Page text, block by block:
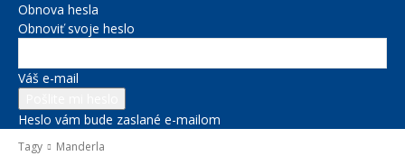
Obnova hesla
Obnoviť svoje heslo
Váš e-mail
Heslo vám bude zaslané e-mailom
Tagy Manderla